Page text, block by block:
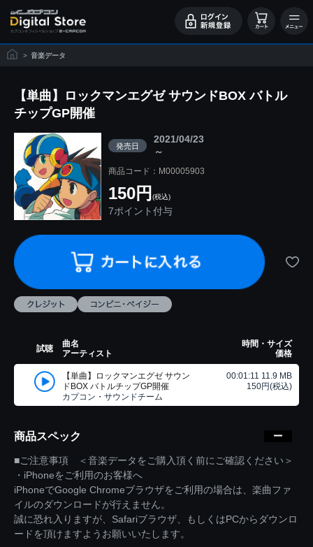
> 音楽データ
【単曲】ロックマンエグゼ サウンドBOX バトル
チップGP開催
発売日
2021/04/23
～
商品コード：M00005903
150円 (税込)
7ポイント付与
試聴
曲名
アーティスト
時間・サイズ
価格
【単曲】ロックマンエグゼ サウン
ドBOX バトルチップGP開催
カプコン・サウンドチーム
00:01:11 11.9 MB
150円(税込)
商品スペック
■ご注意事項 ＜音楽データをご購入頂く前にご確認ください＞
・iPhoneをご利用のお客様へ
iPhoneでGoogle Chromeブラウザをご利用の場合は、楽曲ファ
イルのダウンロードが行えません。
誠に恐れ入りますが、Safariブラウザ、もしくはPCからダウンロ
ードを頂けますようお願いいたします。